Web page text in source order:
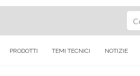
PRODOTTI TEMI TECNICI NOTIZIE